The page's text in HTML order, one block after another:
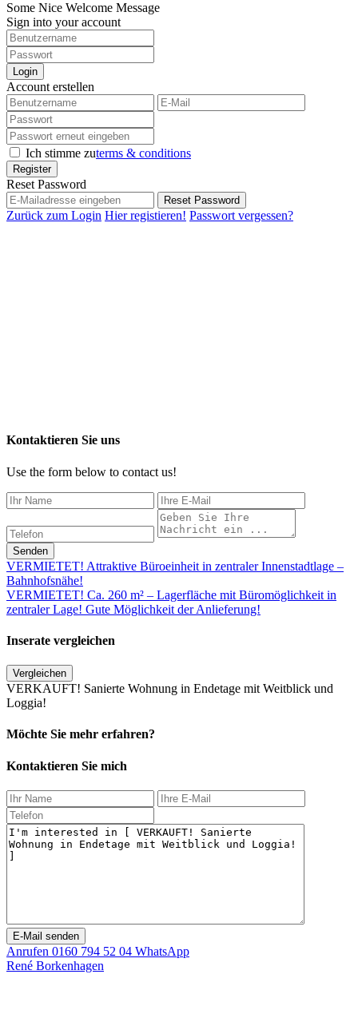
Some Nice Welcome Message
Sign into your account
Login
Account erstellen
Ich stimme zuterms & conditions
Register
Reset Password
Reset Password
Zurück zum Login Hier registieren! Passwort vergessen?
Kontaktieren Sie uns
Use the form below to contact us!
Senden
VERMIETET! Attraktive Büroeinheit in zentraler Innenstadtlage –
Bahnhofsnähe!
VERMIETET! Ca. 260 m² – Lagerfläche mit Büromöglichkeit in
zentraler Lage! Gute Möglichkeit der Anlieferung!
Inserate vergleichen
Vergleichen
VERKAUFT! Sanierte Wohnung in Endetage mit Weitblick und
Loggia!
Möchte Sie mehr erfahren?
Kontaktieren Sie mich
Anrufen 0160 794 52 04 WhatsApp
René Borkenhagen